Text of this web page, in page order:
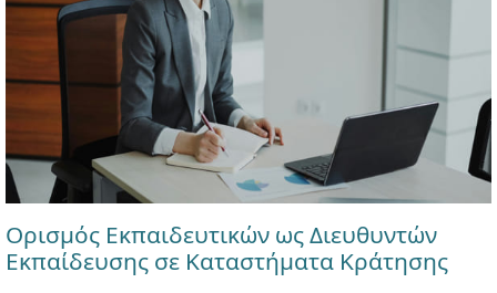
Ορισμός Εκπαιδευτικών ως Διευθυντών
Εκπαίδευσης σε Καταστήματα Κράτησης